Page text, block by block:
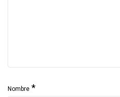
Nombre *